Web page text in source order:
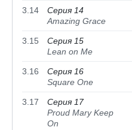
3.14
Серия 14
Amazing Grace
3.15
Серия 15
Lean on Me
3.16
Серия 16
Square One
3.17
Серия 17
Proud Mary Keep
On